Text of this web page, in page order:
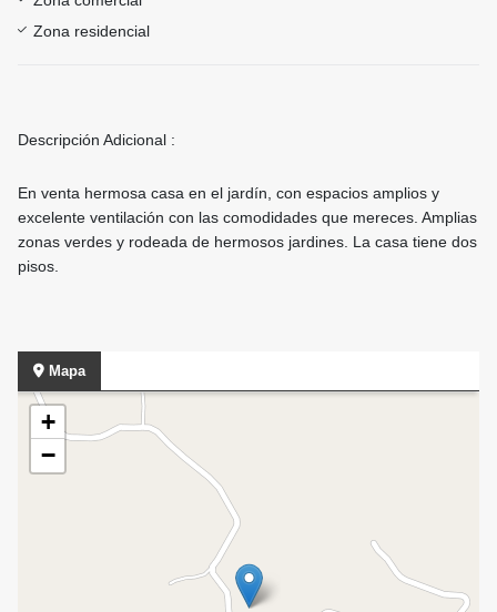
Zona residencial
Descripción Adicional :
En venta hermosa casa en el jardín, con espacios amplios y
excelente ventilación con las comodidades que mereces. Amplias
zonas verdes y rodeada de hermosos jardines. La casa tiene dos
pisos.
Mapa
+
−